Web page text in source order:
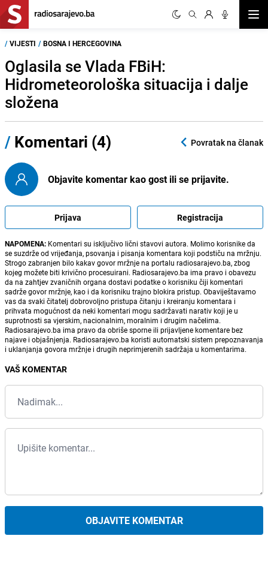
/ VIJESTI / BOSNA I HERCEGOVINA
Oglasila se Vlada FBiH:
Hidrometeorološka situacija i dalje
složena
/ Komentari (4) Povratak na članak
Objavite komentar kao gost ili se prijavite.
Prijava Registracija
NAPOMENA: Komentari su isključivo lični stavovi autora. Molimo korisnike da
se suzdrže od vrijeđanja, psovanja i pisanja komentara koji podstiču na mržnju.
Strogo zabranjen bilo kakav govor mržnje na portalu radiosarajevo.ba, zbog
kojeg možete biti krivično procesuirani. Radiosarajevo.ba ima pravo i obavezu
da na zahtjev zvaničnih organa dostavi podatke o korisniku čiji komentari
sadrže govor mržnje, kao i da korisniku trajno blokira pristup. Obaviještavamo
vas da svaki čitatelj dobrovoljno pristupa čitanju i kreiranju komentara i
prihvata mogućnost da neki komentari mogu sadržavati narativ koji je u
suprotnosti sa vjerskim, nacionalnim, moralnim i drugim načelima.
Radiosarajevo.ba ima pravo da obriše sporne ili prijavljene komentare bez
najave i objašnjenja. Radiosarajevo.ba koristi automatski sistem prepoznavanja
i uklanjanja govora mržnje i drugih neprimjerenih sadržaja u komentarima.
VAŠ KOMENTAR
OBJAVITE KOMENTAR